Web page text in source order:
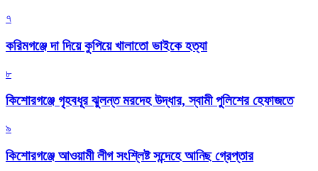
৭
করিমগঞ্জে দা দিয়ে কুপিয়ে খালাতো ভাইকে হত্যা
৮
কিশোরগঞ্জে গৃহবধূর ঝুলন্ত মরদেহ উদ্ধার, স্বামী পুলিশের হেফাজতে
৯
কিশোরগঞ্জে আওয়ামী লীগ সংশ্লিষ্ট সন্দেহে আনিছ গ্রেপ্তার